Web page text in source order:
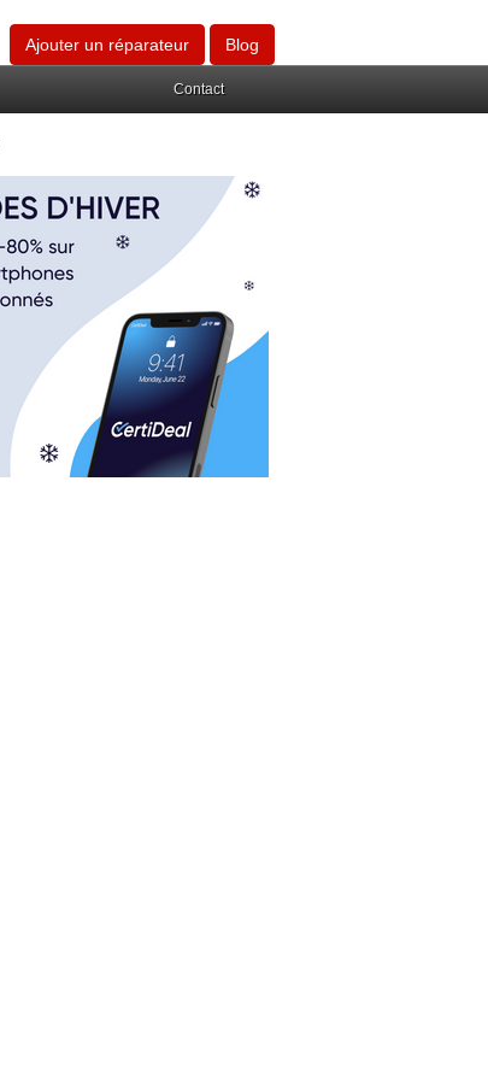
Ajouter un réparateur Blog
Contact